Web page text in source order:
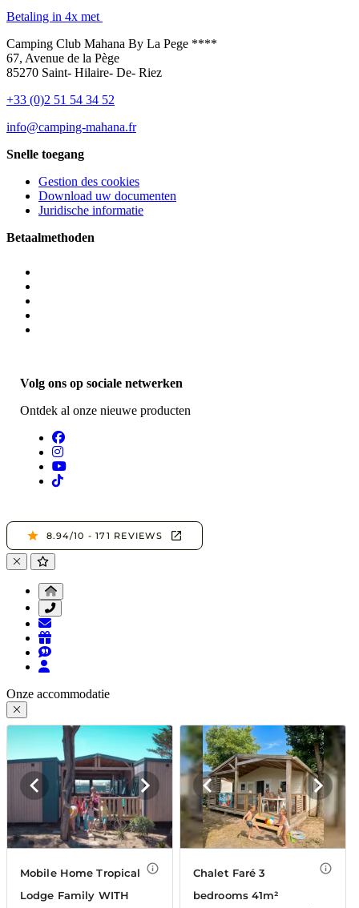
Betaling in 4x met
Camping Club Mahana By La Pege ****
67, Avenue de la Pège
85270 Saint- Hilaire- De- Riez
+33 (0)2 51 54 34 52
info@camping-mahana.fr
Snelle toegang
Gestion des cookies
Download uw documenten
Juridische informatie
Betaalmethoden
Volg ons op sociale netwerken
Ontdek al onze nieuwe producten
Onze accommodatie